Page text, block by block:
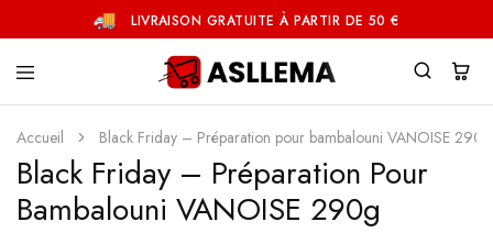
LIVRAISON GRATUITE À PARTIR DE 50 €
Accueil Black Friday – Préparation pour bambalouni VANOISE 290g
Black Friday – Préparation Pour
Bambalouni VANOISE 290g